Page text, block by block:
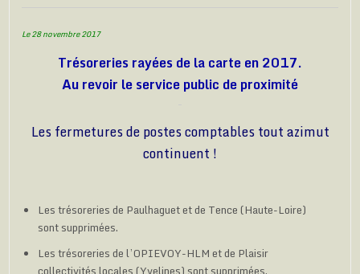
Le 28 novembre 2017
Trésoreries rayées de la carte en 2017.
Au revoir le service public de proximité
Les fermetures de postes comptables tout azimut
continuent !
Les trésoreries de Paulhaguet et de Tence (Haute-Loire)
sont supprimées.
Les trésoreries de l’OPIEVOY-HLM et de Plaisir